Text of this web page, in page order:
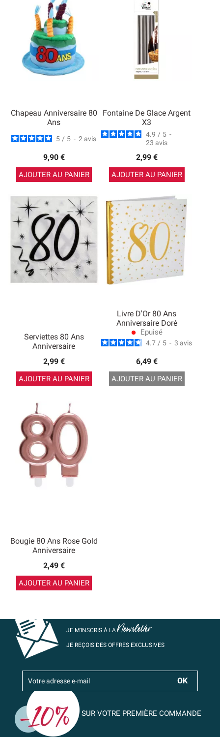
Chapeau Anniversaire 80
Ans
5 / 5 - 2 avis
9,90 €
AJOUTER AU PANIER
Fontaine De Glace Argent
X3
4.9 / 5 -
23 avis
2,99 €
AJOUTER AU PANIER
Serviettes 80 Ans
Anniversaire
2,99 €
AJOUTER AU PANIER
Livre D'Or 80 Ans
Anniversaire Doré
lens Epuisé
4.7 / 5 - 3 avis
6,49 €
AJOUTER AU PANIER
Bougie 80 Ans Rose Gold
Anniversaire
2,49 €
AJOUTER AU PANIER
JE M’INSCRIS À LANewsletter
JE REÇOIS DES OFFRES EXCLUSIVES
SUR VOTRE PREMIÈRE COMMANDE